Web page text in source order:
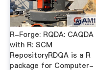
R-Forge: RQDA: CAQDA
with R: SCM
RepositoryRDQA is a R
package for Computer-